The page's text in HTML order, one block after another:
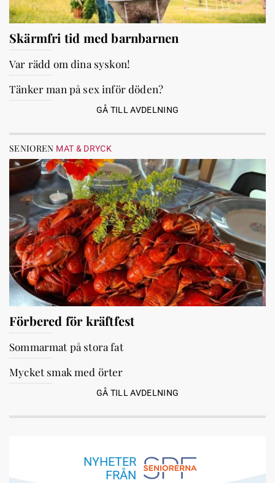
Skärmfri tid med barnbarnen
Var rädd om dina syskon!
Tänker man på sex inför döden?
GÅ TILL AVDELNING
SENIOREN MAT & DRYCK
Förbered för kräftfest
Sommarmat på stora fat
Mycket smak med örter
GÅ TILL AVDELNING
NYHETER
FRÅN